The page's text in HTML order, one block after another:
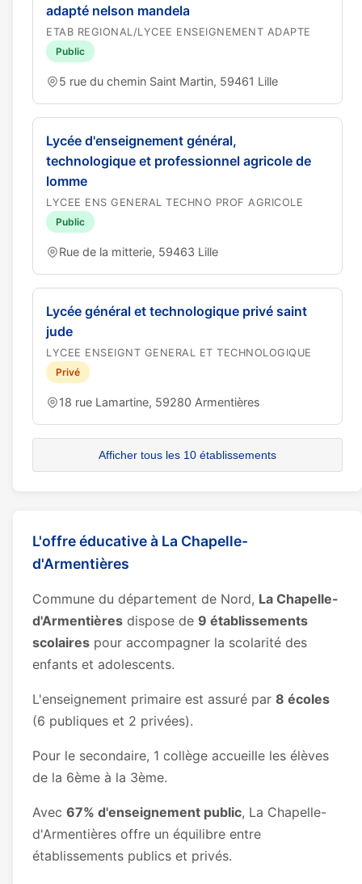
adapté nelson mandela
ETAB REGIONAL/LYCEE ENSEIGNEMENT ADAPTE
Public
5 rue du chemin Saint Martin, 59461 Lille
Lycée d'enseignement général,
technologique et professionnel agricole de
lomme
LYCEE ENS GENERAL TECHNO PROF AGRICOLE
Public
Rue de la mitterie, 59463 Lille
Lycée général et technologique privé saint
jude
LYCEE ENSEIGNT GENERAL ET TECHNOLOGIQUE
Privé
18 rue Lamartine, 59280 Armentières
Afficher tous les 10 établissements
L'offre éducative à La Chapelle-
d'Armentières
Commune du département de Nord, La Chapelle-
d'Armentières dispose de 9 établissements
scolaires pour accompagner la scolarité des
enfants et adolescents.
L'enseignement primaire est assuré par 8 écoles
(6 publiques et 2 privées).
Pour le secondaire, 1 collège accueille les élèves
de la 6ème à la 3ème.
Avec 67% d'enseignement public, La Chapelle-
d'Armentières offre un équilibre entre
établissements publics et privés.